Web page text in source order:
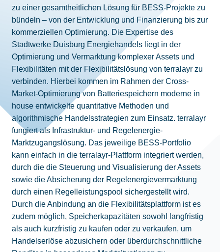
zu einer gesamtheitlichen Lösung für BESS-Projekte zu
bündeln – von der Entwicklung und Finanzierung bis zur
kommerziellen Optimierung. Die Expertise des
Stadtwerke Duisburg Energiehandels liegt in der
Optimierung und Vermarktung komplexer Assets und
Flexibilitäten mit der Flexibilitätslösung von terralayr zu
verbinden. Hierbei kommen im Rahmen der Cross-
Market-Optimierung von Batteriespeichern moderne in
house entwickelte quantitative Methoden und
algorithmische Handelsstrategien zum Einsatz. terralayr
fungiert als Infrastruktur- und Regelenergie-
Marktzugangslösung. Das jeweilige BESS-Portfolio
kann einfach in die terralayr-Plattform integriert werden,
durch die die Steuerung und Visualisierung der Assets
sowie die Absicherung der Regelenergievermarktung
durch einen Regelleistungspool sichergestellt wird.
Durch die Anbindung an die Flexibilitätsplattform ist es
zudem möglich, Speicherkapazitäten sowohl langfristig
als auch kurzfristig zu kaufen oder zu verkaufen, um
Handelserlöse abzusichern oder überdurchschnittliche